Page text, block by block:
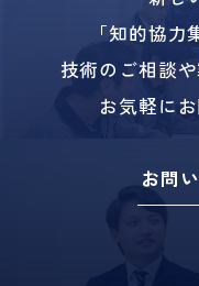
「知的協力
技術のご相談
お気軽に
お問